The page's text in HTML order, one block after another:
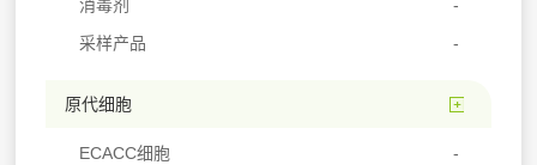
消毒剂
采样产品
原代细胞
ECACC细胞